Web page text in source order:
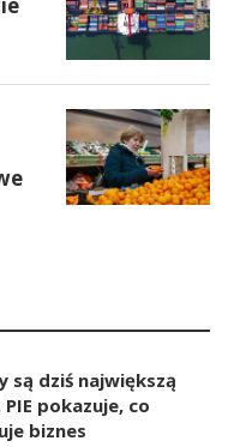
są dziś największą
pokazuje, co
biznes